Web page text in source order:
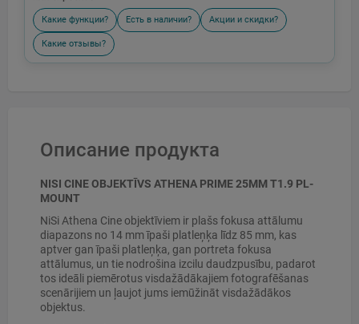
Какие функции? Есть в наличии? Акции и скидки?
Какие отзывы?
Описание продукта
NISI CINE OBJEKTĪVS ATHENA PRIME 25MM T1.9 PL-
MOUNT
NiSi Athena Cine objektīviem ir plašs fokusa attālumu
diapazons no 14 mm īpaši platleņķa līdz 85 mm, kas
aptver gan īpaši platleņķa, gan portreta fokusa
attālumus, un tie nodrošina izcilu daudzpusību, padarot
tos ideāli piemērotus visdažādākajiem fotografēšanas
scenārijiem un ļaujot jums iemūžināt visdažādākos
objektus.